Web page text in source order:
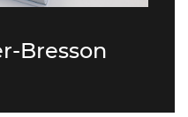
Bresson